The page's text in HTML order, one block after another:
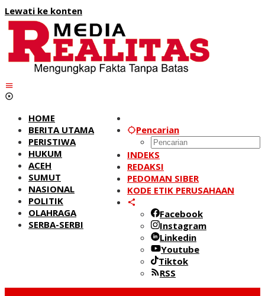
Lewati ke konten
Pencarian
INDEKS
REDAKSI
PEDOMAN SIBER
KODE ETIK PERUSAHAAN
Facebook
Instagram
Linkedin
Youtube
Tiktok
RSS
HOME
BERITA UTAMA
PERISTIWA
HUKUM
ACEH
SUMUT
NASIONAL
POLITIK
OLAHRAGA
SERBA-SERBI